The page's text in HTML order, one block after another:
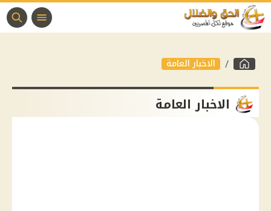
الاخبار العامة
الاخبار العامة